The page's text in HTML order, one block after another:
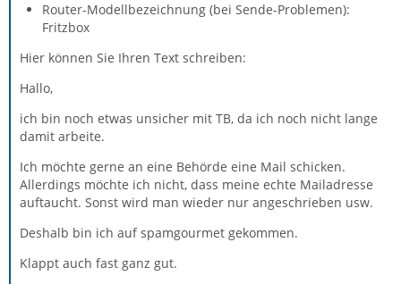
Router-Modellbezeichnung (bei Sende-Problemen):
Fritzbox
Hier können Sie Ihren Text schreiben:
Hallo,
ich bin noch etwas unsicher mit TB, da ich noch nicht lange
damit arbeite.
Ich möchte gerne an eine Behörde eine Mail schicken.
Allerdings möchte ich nicht, dass meine echte Mailadresse
auftaucht. Sonst wird man wieder nur angeschrieben usw.
Deshalb bin ich auf spamgourmet gekommen.
Klappt auch fast ganz gut.